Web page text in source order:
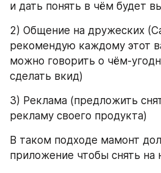
и дать понять в чём будет
2) Общение на дружеских
рекомендую каждому этот
можно говорить о чём-
сделать вкид)
3) Реклама (предложить
рекламу своего продукта)
В таком подходе мамонт
приложение чтобы снять на